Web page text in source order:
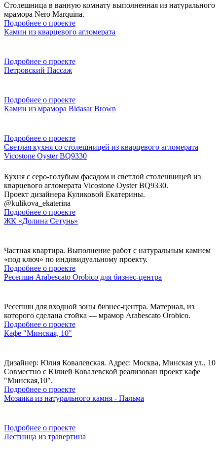
Столешница в ванную комнату выполненная из натурального
мрамора Nero Marquina.
Подробнее о проекте
Камин из кварцевого агломерата
Подробнее о проекте
Петровский Пассаж
Подробнее о проекте
Камин из мрамора Bidasar Brown
Подробнее о проекте
Светлая кухня со столешницей из кварцевого агломерата
Vicostone Oyster BQ9330
Кухня с серо-голубым фасадом и светлой столешницей из
кварцевого агломерата Vicostone Oyster BQ9330.
Проект дизайнера Куликовой Екатерины.
@kulikova_ekaterina
Подробнее о проекте
ЖК «Долина Сетунь»
Частная квартира. Выполнение работ с натуральным камнем
«под ключ» по индивидуальному проекту.
Подробнее о проекте
Ресепшн Arabescato Orobico для бизнес-центра
Ресепшн для входной зоны бизнес-центра. Материал, из
которого сделана стойка — мрамор Arabescato Orobico.
Подробнее о проекте
Кафе "Минская, 10"
Дизайнер: Юлия Ковалевская. Адрес: Москва, Минская ул., 10
Совместно с Юлией Ковалевской реализован проект кафе
"Минская,10".
Подробнее о проекте
Мозаика из натурального камня - Пальма
Подробнее о проекте
Лестница из травертина